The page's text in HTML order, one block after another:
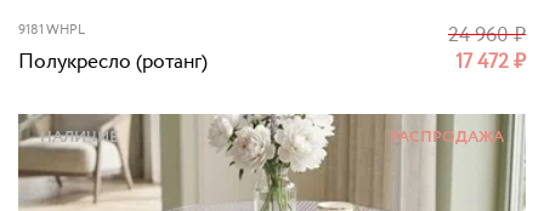
9181 WHPL
Полукресло (ротанг) 17 472₽
24 960₽
РАСПРОДАЖА
НАЛИЧИЕ